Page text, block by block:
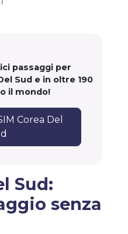
passaggi per
Sud e in oltre 190
il mondo!
Corea Del
Sud:
senza